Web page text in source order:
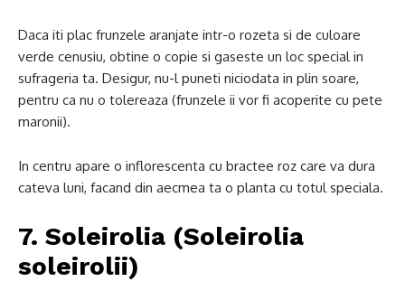
Daca iti plac frunzele aranjate intr-o rozeta si de culoare
verde cenusiu, obtine o copie si gaseste un loc special in
sufrageria ta. Desigur, nu-l puneti niciodata in plin soare,
pentru ca nu o tolereaza (frunzele ii vor fi acoperite cu pete
maronii).
In centru apare o inflorescenta cu bractee roz care va dura
cateva luni, facand din aecmea ta o planta cu totul speciala.
7. Soleirolia (Soleirolia
soleirolii)